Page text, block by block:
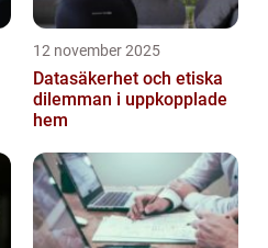
12 november 2025
Datasäkerhet och etiska
dilemman i uppkopplade
hem